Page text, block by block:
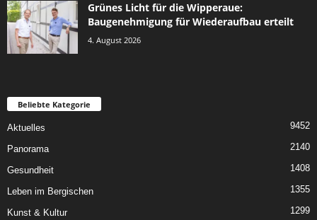
Grünes Licht für die Wipperaue:
Baugenehmigung für Wiederaufbau erteilt
4. August 2026
Beliebte Kategorie
Aktuelles 9452
Panorama 2140
Gesundheit 1408
Leben im Bergischen 1355
Kunst & Kultur 1299